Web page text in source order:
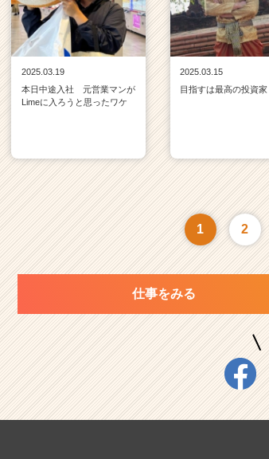
2025.03.19
本日中途入社 元営業マンが
Limeに入ろうと思ったワケ
2025.03.15
目指すは最高の投資家
1 2
仕事をみる